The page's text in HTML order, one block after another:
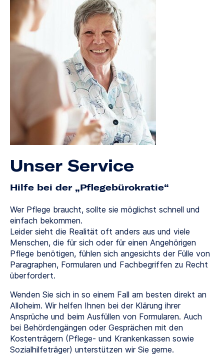
Unser Service
Hilfe bei der „Pflegebürokratie“
Wer Pflege braucht, sollte sie möglichst schnell und
einfach bekommen.
Leider sieht die Realität oft anders aus und viele
Menschen, die für sich oder für einen Angehörigen
Pflege benötigen, fühlen sich angesichts der Fülle von
Paragraphen, Formularen und Fachbegriffen zu Recht
überfordert.
Wenden Sie sich in so einem Fall am besten direkt an
Alloheim. Wir helfen Ihnen bei der Klärung ihrer
Ansprüche und beim Ausfüllen von Formularen. Auch
bei Behördengängen oder Gesprächen mit den
Kostenträgern (Pflege- und Krankenkassen sowie
Sozialhilfeträger) unterstützen wir Sie gerne.